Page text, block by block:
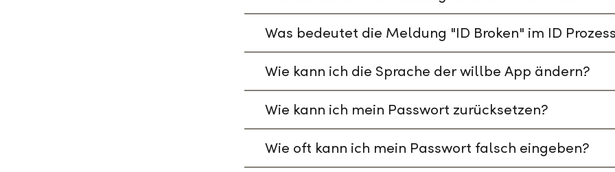
Was bedeutet die Meldung "ID Broken" im ID
Wie kann ich die Sprache der willbe App ändern?
Wie kann ich mein Passwort zurücksetzen?
Wie oft kann ich mein Passwort falsch eingeben?